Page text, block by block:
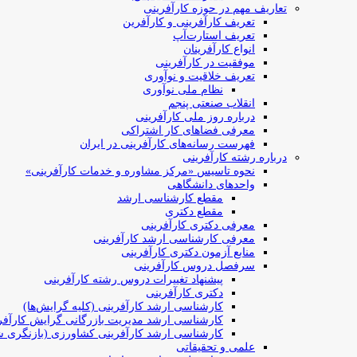
تعاریف مهم در حوزه کارآفرینی
تعریف کارآفرینی و کارآفرین
تعریف استارت‌آپ
انواع کارآفرینان
موفقیت در کارآفرینی
تعریف خلاقیت و نوآوری
نظام ملی نوآوری
انقلاب صنعتی پنجم
درباره روز ملی کارآفرینی
معرفی فضاهای کار اشتراکی
فهرست رسانه‌های کارآفرینی در ایران
درباره رشته کارآفرینی
نحوه تاسیس «مرکز مشاوره و خدمات کارآفرینی»
واحدهای دانشگاهی
مقطع کارشناسی ارشد
مقطع دکتری
معرفی دکتری کارآفرینی
معرفی کارشناسی ارشد کارآفرینی
منابع آزمون دکتری کارآفرینی
سرفصل دروس کارآفرینی
پیشنهاد تغییرات دروس رشته کارآفرینی
دکتری کارآفرینی
کارشناسی ارشد کارآفرینی (کلیه گرایش‌ها)
کارشناسی ارشد مدیریت بازرگانی گرایش
کارشناسی ارشد کارآفرینی کشاورزی (بازنگری
علمی و تحقیقاتی